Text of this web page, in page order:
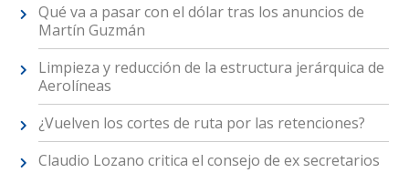
Qué va a pasar con el dólar tras los anuncios de
Martín Guzmán
Limpieza y reducción de la estructura jerárquica de
Aerolíneas
¿Vuelven los cortes de ruta por las retenciones?
Claudio Lozano critica el consejo de ex secretarios